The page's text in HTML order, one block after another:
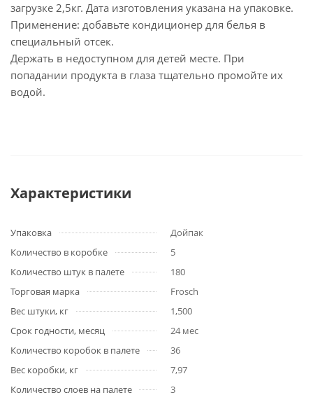
загрузке 2,5кг. Дата изготовления указана на упаковке.
Применение: добавьте кондиционер для белья в
специальный отсек.
Держать в недоступном для детей месте. При
попадании продукта в глаза тщательно промойте их
водой.
Характеристики
Упаковка
Дойпак
Количество в коробке
5
Количество штук в палете
180
Торговая марка
Frosch
Вес штуки, кг
1,500
Срок годности, месяц
24 мес
Количество коробок в палете
36
Вес коробки, кг
7,97
Количество слоев на палете
3